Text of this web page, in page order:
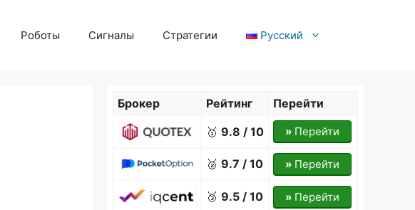
Роботы Сигналы Стратегии Русский
Брокер Рейтинг
Перейти
🥇 9.8 / 10 »Перейти
🥈 9.7 / 10 »Перейти
🥉 9.5 / 10 »Перейти